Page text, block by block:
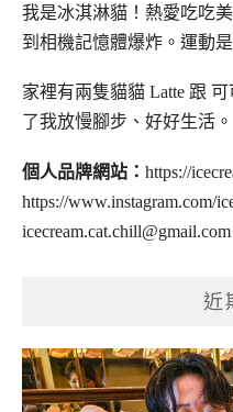
我是冰淇淋貓！ 熱愛吃吃
到相機記憶體爆炸。 運動
家裡有兩隻貓貓 Latte 跟 可
了我放慢腳步、好好生活。
個人品牌網站： https://
https://www.instagram.com/
icecream.cat.chill@gmail.com
近